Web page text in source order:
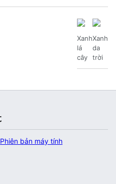
Xanh
lá
cây
Xanh
da
trời
Phiên bản máy tính